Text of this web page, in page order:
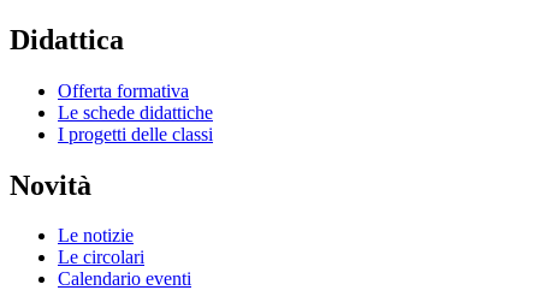
Didattica
Offerta formativa
Le schede didattiche
I progetti delle classi
Novità
Le notizie
Le circolari
Calendario eventi